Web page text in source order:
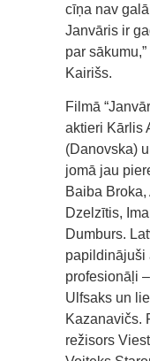
cīņa nav
Janvāris ir
par
Kairišs.
Filmā
aktieri Kārlis
(Danovska)
jomā jau
Baiba
Dzelzītis,
Dumburs.
papildinājuši
profesionāļi
Ulfsaks un
Kazanavičs.
režisors